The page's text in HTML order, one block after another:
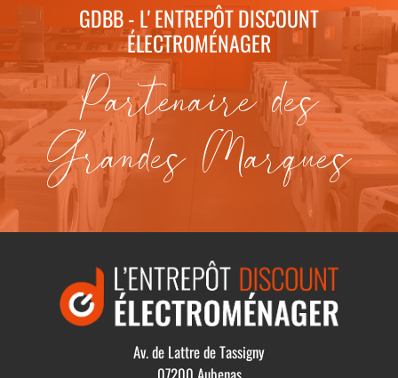
GDBB - L' ENTREPÔT DISCOUNT
ÉLECTROMÉNAGER
Partenaire des
Grandes Marques
Av. de Lattre de Tassigny